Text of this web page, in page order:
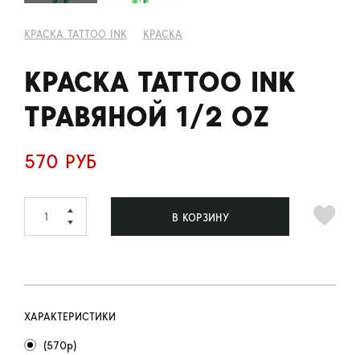
КРАСКА TATTOO INK КРАСКА
КРАСКА TATTOO INK
ТРАВЯНОЙ 1/2 OZ
570 РУБ
В КОРЗИНУ
ХАРАКТЕРИСТИКИ
(570р)